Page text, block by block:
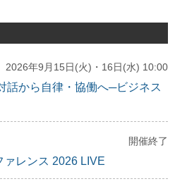
2026年9月15日(火)・16日(水) 10:00
話から自律・協働へ─ビジネス
開催終了
レンス 2026 LIVE